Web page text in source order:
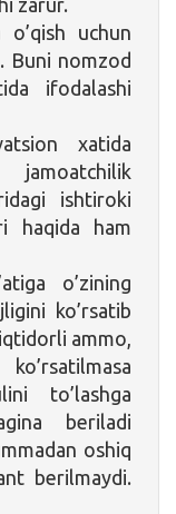
uchun
Buni nomzod
ifodalashi
xatida
ishtiroki
haqida ham
o’zining
ko’rsatib
ammo,
to’lashga
beriladi
oshiq
berilmaydi.